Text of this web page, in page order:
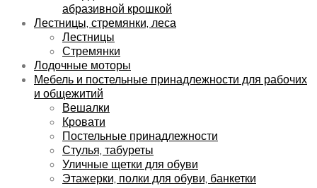
абразивной крошкой
Лестницы, стремянки, леса
Лестницы
Стремянки
Лодочные моторы
Мебель и постельные принадлежности для рабочих
и общежитий
Вешалки
Кровати
Постельные принадлежности
Стулья, табуреты
Уличные щетки для обуви
Этажерки, полки для обуви, банкетки